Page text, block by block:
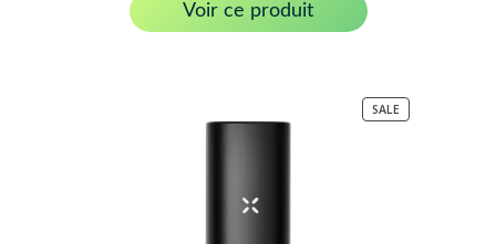
Voir ce produit
SALE
ON